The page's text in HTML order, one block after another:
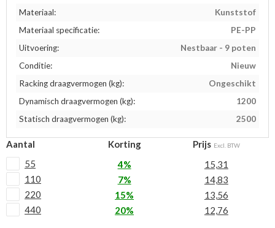
Materiaal:
Kunststof
Materiaal specificatie:
PE-PP
Uitvoering:
Nestbaar - 9 poten
Conditie:
Nieuw
Racking draagvermogen (kg):
Ongeschikt
Dynamisch draagvermogen (kg):
1200
Statisch draagvermogen (kg):
2500
Aantal Korting Prijs Excl. BTW
55 4%
15,31
110
7%
14,83
220
15%
13,56
440
20% 12,76